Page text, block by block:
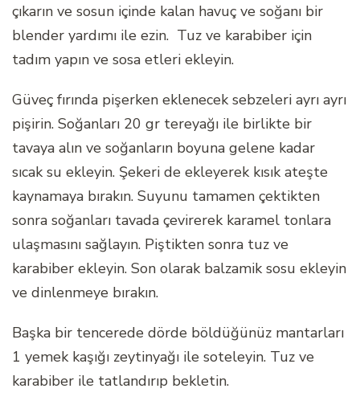
çıkarın ve sosun içinde kalan havuç ve soğanı bir
blender yardımı ile ezin. Tuz ve karabiber için
tadım yapın ve sosa etleri ekleyin.
Güveç fırında pişerken eklenecek sebzeleri ayrı ayrı
pişirin. Soğanları 20 gr tereyağı ile birlikte bir
tavaya alın ve soğanların boyuna gelene kadar
sıcak su ekleyin. Şekeri de ekleyerek kısık ateşte
kaynamaya bırakın. Suyunu tamamen çektikten
sonra soğanları tavada çevirerek karamel tonlara
ulaşmasını sağlayın. Piştikten sonra tuz ve
karabiber ekleyin. Son olarak balzamik sosu ekleyin
ve dinlenmeye bırakın.
Başka bir tencerede dörde böldüğünüz mantarları
1 yemek kaşığı zeytinyağı ile soteleyin. Tuz ve
karabiber ile tatlandırıp bekletin.